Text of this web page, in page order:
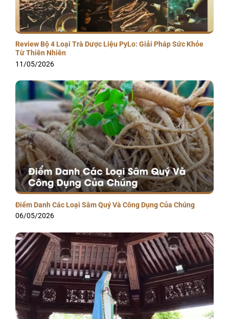
Review Bộ 4 Loại Trà Dược Liệu PyLo: Giải Pháp Sức Khỏe
Từ Thiên Nhiên
11/05/2026
Điểm Danh Các Loại Sâm Quý Và Công Dụng Của Chúng
06/05/2026